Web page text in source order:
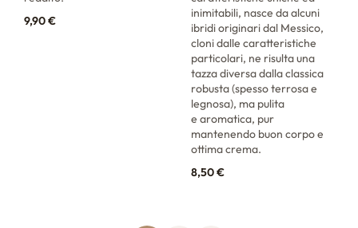
9,90€
inimitabili, nasce da alcuni
ibridi originari dal Messico,
cloni dalle caratteristiche
particolari, ne risulta una
tazza diversa dalla classica
robusta (spesso terrosa e
legnosa), ma pulita
e aromatica, pur
mantenendo buon corpo e
ottima crema.
8,50€